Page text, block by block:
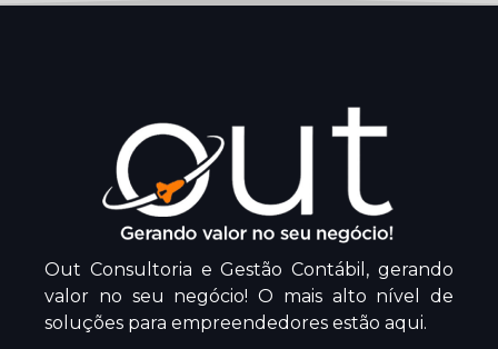
Out Consultoria e Gestão Contábil, gerando
valor no seu negócio! O mais alto nível de
soluções para empreendedores estão aqui.